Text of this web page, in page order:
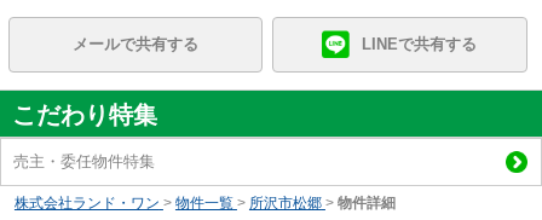
メールで共有する LINEで共有する
こだわり特集
売主・委任物件特集
株式会社ランド・ワン > 物件一覧 > 所沢市松郷 > 物件詳細